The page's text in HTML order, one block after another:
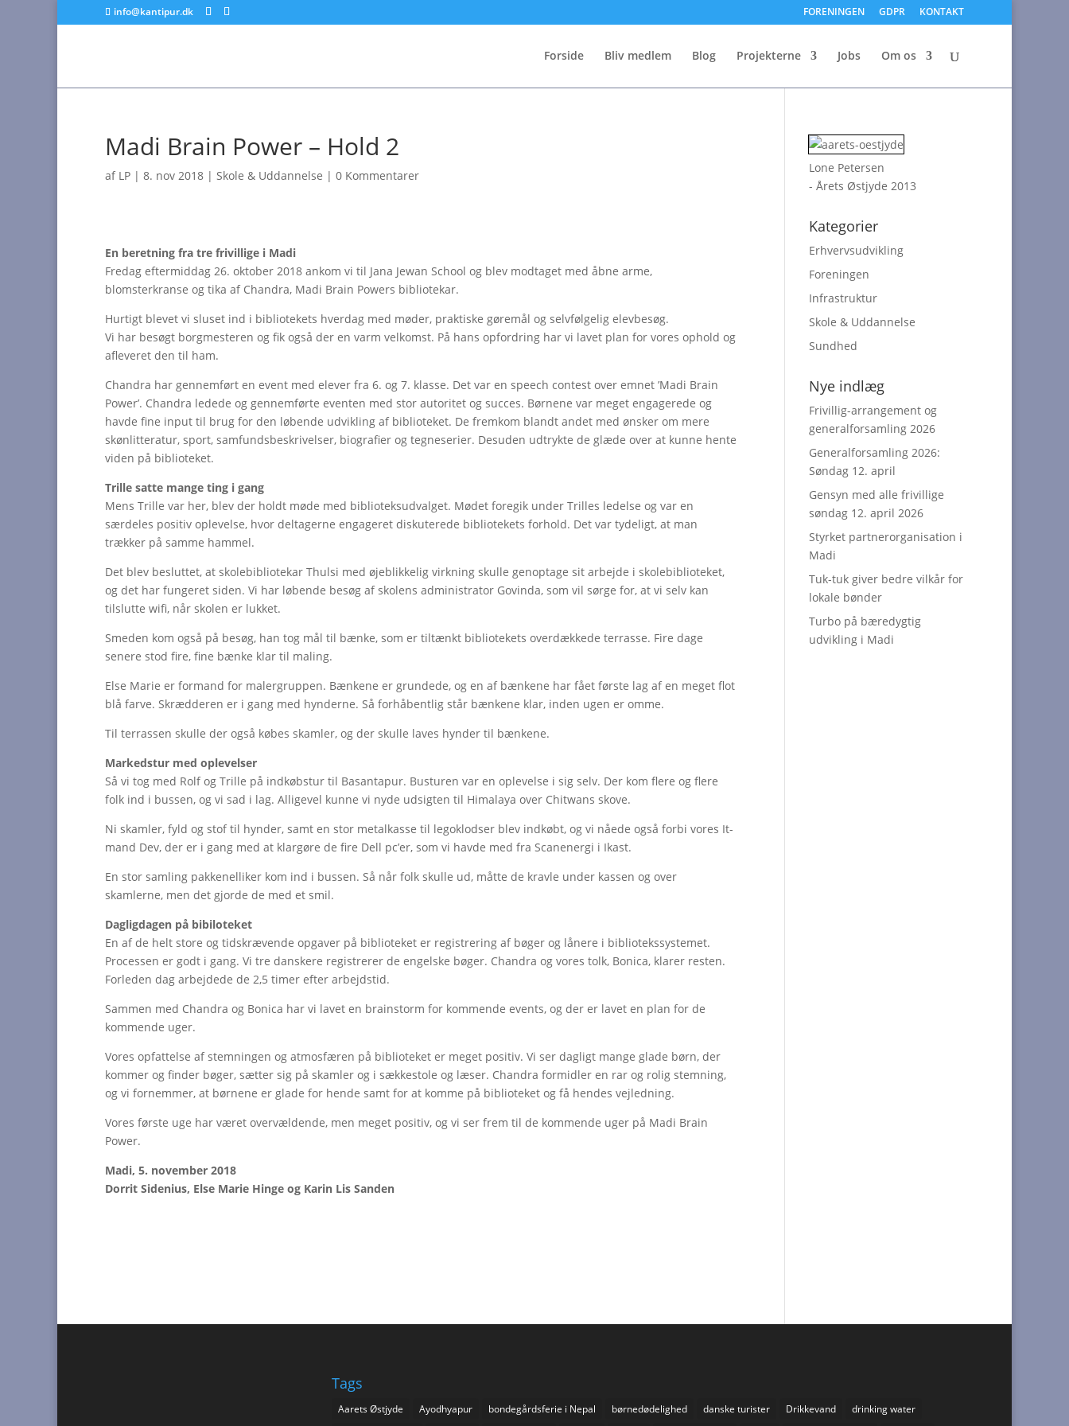
info@kantipur.dk FORENINGEN GDPR KONTAKT
Forside Bliv medlem Blog Projekterne Jobs Om os
Madi Brain Power – Hold 2
af LP | 8. nov 2018 | Skole & Uddannelse | 0 Kommentarer
En beretning fra tre frivillige i Madi
Fredag eftermiddag 26. oktober 2018 ankom vi til Jana Jewan School og blev modtaget med åbne arme,
blomsterkranse og tika af Chandra, Madi Brain Powers bibliotekar.
Hurtigt blevet vi sluset ind i bibliotekets hverdag med møder, praktiske gøremål og selvfølgelig elevbesøg.
Vi har besøgt borgmesteren og fik også der en varm velkomst. På hans opfordring har vi lavet plan for vores ophold og
afleveret den til ham.
Chandra har gennemført en event med elever fra 6. og 7. klasse. Det var en speech contest over emnet ’Madi Brain
Power’. Chandra ledede og gennemførte eventen med stor autoritet og succes. Børnene var meget engagerede og
havde fine input til brug for den løbende udvikling af biblioteket. De fremkom blandt andet med ønsker om mere
skønlitteratur, sport, samfundsbeskrivelser, biografier og tegneserier. Desuden udtrykte de glæde over at kunne hente
viden på biblioteket.
Trille satte mange ting i gang
Mens Trille var her, blev der holdt møde med biblioteksudvalget. Mødet foregik under Trilles ledelse og var en
særdeles positiv oplevelse, hvor deltagerne engageret diskuterede bibliotekets forhold. Det var tydeligt, at man
trækker på samme hammel.
Det blev besluttet, at skolebibliotekar Thulsi med øjeblikkelig virkning skulle genoptage sit arbejde i skolebiblioteket,
og det har fungeret siden. Vi har løbende besøg af skolens administrator Govinda, som vil sørge for, at vi selv kan
tilslutte wifi, når skolen er lukket.
Smeden kom også på besøg, han tog mål til bænke, som er tiltænkt bibliotekets overdækkede terrasse. Fire dage
senere stod fire, fine bænke klar til maling.
Else Marie er formand for malergruppen. Bænkene er grundede, og en af bænkene har fået første lag af en meget flot
blå farve. Skrædderen er i gang med hynderne. Så forhåbentlig står bænkene klar, inden ugen er omme.
Til terrassen skulle der også købes skamler, og der skulle laves hynder til bænkene.
Markedstur med oplevelser
Så vi tog med Rolf og Trille på indkøbstur til Basantapur. Busturen var en oplevelse i sig selv. Der kom flere og flere
folk ind i bussen, og vi sad i lag. Alligevel kunne vi nyde udsigten til Himalaya over Chitwans skove.
Ni skamler, fyld og stof til hynder, samt en stor metalkasse til legoklodser blev indkøbt, og vi nåede også forbi vores It-
mand Dev, der er i gang med at klargøre de fire Dell pc’er, som vi havde med fra Scanenergi i Ikast.
En stor samling pakkenelliker kom ind i bussen. Så når folk skulle ud, måtte de kravle under kassen og over
skamlerne, men det gjorde de med et smil.
Dagligdagen på bibiloteket
En af de helt store og tidskrævende opgaver på biblioteket er registrering af bøger og lånere i bibliotekssystemet.
Processen er godt i gang. Vi tre danskere registrerer de engelske bøger. Chandra og vores tolk, Bonica, klarer resten.
Forleden dag arbejdede de 2,5 timer efter arbejdstid.
Sammen med Chandra og Bonica har vi lavet en brainstorm for kommende events, og der er lavet en plan for de
kommende uger.
Vores opfattelse af stemningen og atmosfæren på biblioteket er meget positiv. Vi ser dagligt mange glade børn, der
kommer og finder bøger, sætter sig på skamler og i sækkestole og læser. Chandra formidler en rar og rolig stemning,
og vi fornemmer, at børnene er glade for hende samt for at komme på biblioteket og få hendes vejledning.
Vores første uge har været overvældende, men meget positiv, og vi ser frem til de kommende uger på Madi Brain
Power.
Madi, 5. november 2018
Dorrit Sidenius, Else Marie Hinge og Karin Lis Sanden
Lone Petersen
- Årets Østjyde 2013
Kategorier
Erhvervsudvikling
Foreningen
Infrastruktur
Skole & Uddannelse
Sundhed
Nye indlæg
Frivillig-arrangement og
generalforsamling 2026
Generalforsamling 2026:
Søndag 12. april
Gensyn med alle frivillige
søndag 12. april 2026
Styrket partnerorganisation i
Madi
Tuk-tuk giver bedre vilkår for
lokale bønder
Turbo på bæredygtig
udvikling i Madi
Tags
Aarets Østjyde Ayodhyapur bondegårdsferie i Nepal børnedødelighed danske turister Drikkevand drinking water